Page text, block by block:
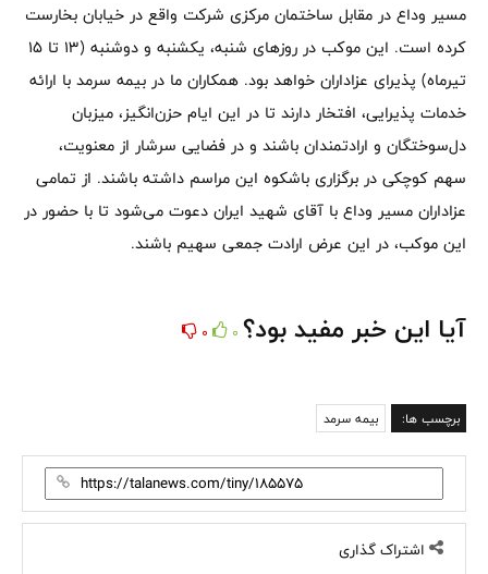
مسیر وداع در مقابل ساختمان مرکزی شرکت واقع در خیابان بخارست
کرده است. این موکب در روزهای شنبه، یکشنبه و دوشنبه (13 تا 15
تیرماه) پذیرای عزاداران خواهد بود. همکاران ما در بیمه سرمد با ارائه
خدمات پذیرایی، افتخار دارند تا در این ایام حزن‌انگیز، میزبان
دل‌سوختگان و ارادتمندان باشند و در فضایی سرشار از معنویت،
سهم کوچکی در برگزاری باشکوه این مراسم داشته باشند. از تمامی
عزاداران مسیر وداع با آقای شهید ایران دعوت می‌شود تا با حضور در
این موکب، در این عرض ارادت جمعی سهیم باشند.
آیا این خبر مفید بود؟ 0
0
برچسب ها: بیمه سرمد
اشتراک گذاری